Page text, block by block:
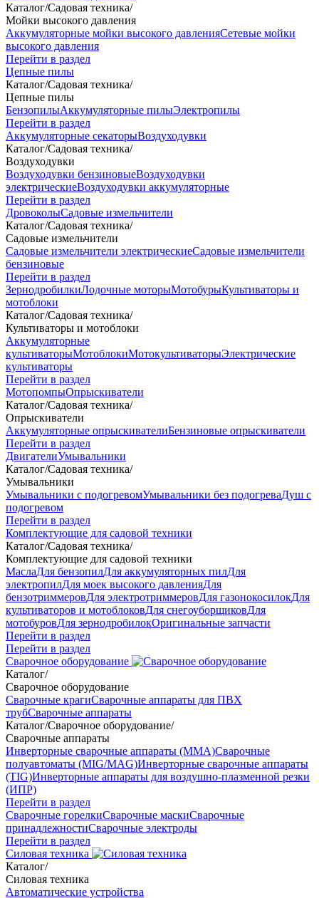
Каталог/Садовая техника/
Мойки высокого давления
Аккумуляторные мойки высокого давленияСетевые мойки
высокого давления
Перейти в раздел
Цепные пилы
Каталог/Садовая техника/
Цепные пилы
БензопилыАккумуляторные пилыЭлектропилы
Перейти в раздел
Аккумуляторные секаторыВоздуходувки
Каталог/Садовая техника/
Воздуходувки
Воздуходувки бензиновыеВоздуходувки
электрическиеВоздуходувки аккумуляторные
Перейти в раздел
ДровоколыСадовые измельчители
Каталог/Садовая техника/
Садовые измельчители
Садовые измельчители электрическиеСадовые измельчители
бензиновые
Перейти в раздел
ЗернодробилкиЛодочные моторыМотобурыКультиваторы и
мотоблоки
Каталог/Садовая техника/
Культиваторы и мотоблоки
Аккумуляторные
культиваторыМотоблокиМотокультиваторыЭлектрические
культиваторы
Перейти в раздел
МотопомпыОпрыскиватели
Каталог/Садовая техника/
Опрыскиватели
Аккумуляторные опрыскивателиБензиновые опрыскиватели
Перейти в раздел
ДвигателиУмывальники
Каталог/Садовая техника/
Умывальники
Умывальники с подогревомУмывальники без подогреваДуш с
подогревом
Перейти в раздел
Комплектующие для садовой техники
Каталог/Садовая техника/
Комплектующие для садовой техники
МаслаДля бензопилДля аккумуляторных пилДля
электропилДля моек высокого давленияДля
бензотриммеровДля электротриммеровДля газонокосилокДля
культиваторов и мотоблоковДля снегоуборщиковДля
мотобуровДля зернодробилокОригинальные запчасти
Перейти в раздел
Перейти в раздел
Сварочное оборудование
Каталог/
Сварочное оборудование
Сварочные крагиСварочные аппараты для ПВХ
трубСварочные аппараты
Каталог/Сварочное оборудование/
Сварочные аппараты
Инверторные сварочные аппараты (ММА)Сварочные
полуавтоматы (MIG/MAG)Инверторные сварочные аппараты
(TIG)Инверторные аппараты для воздушно-плазменной резки
(ИПР)
Перейти в раздел
Сварочные горелкиСварочные маскиСварочные
принадлежностиСварочные электроды
Перейти в раздел
Силовая техника
Каталог/
Силовая техника
Автоматические устройства